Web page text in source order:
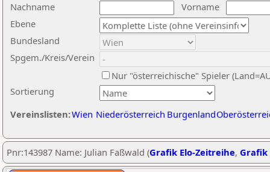
Nachname
Vorname
Ebene
Sortierung
Bundesland
Spgem./Kreis/Verein
Nur "österreichische" Spieler
Vereinslisten:Wien Niederösterreich Burgenland
Pnr:143987 Name: Julian Faßwald (Grafik Elo-Zeitreihe, Grafik